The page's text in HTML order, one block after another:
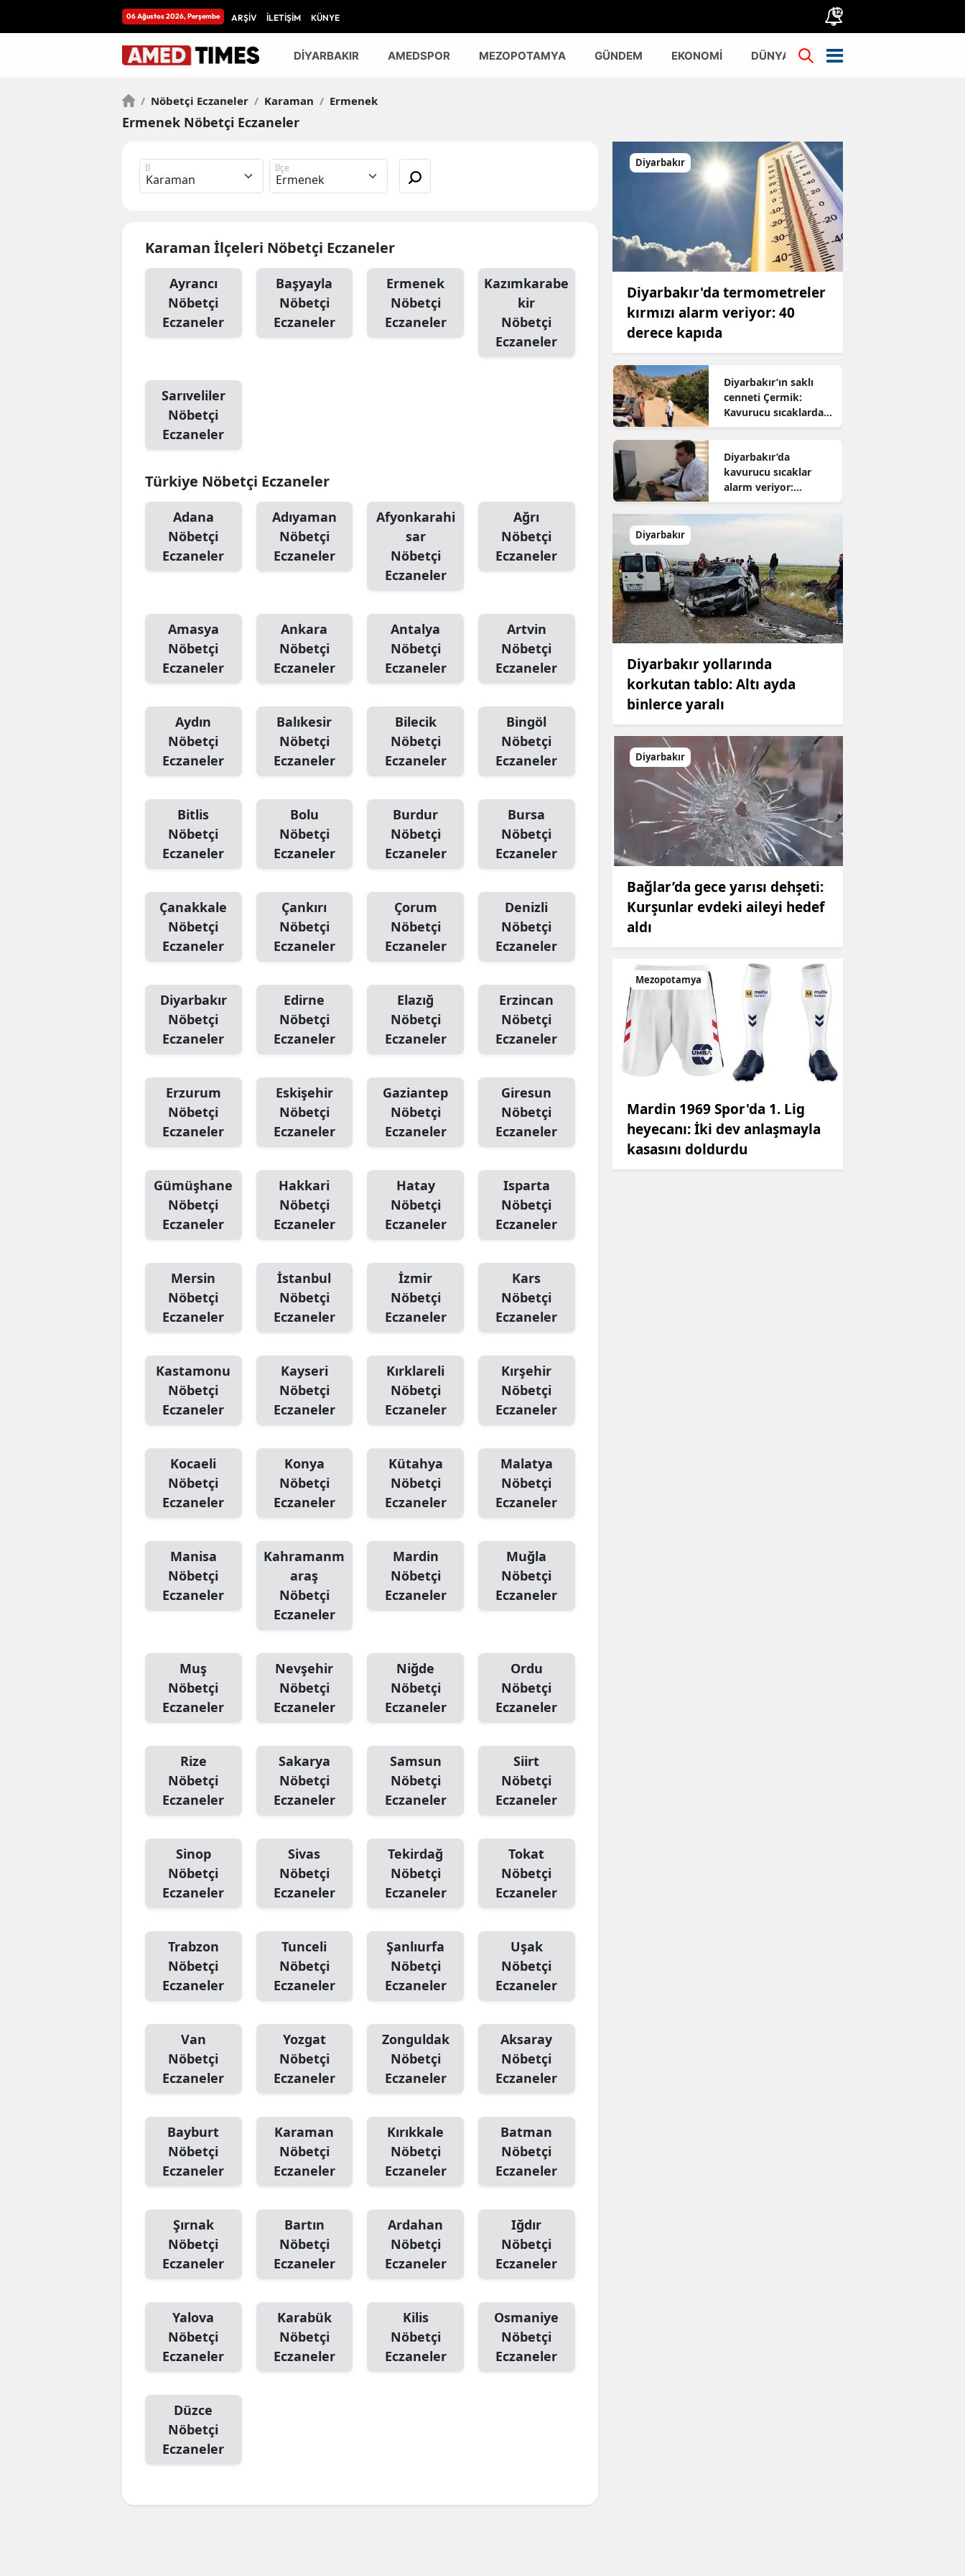
06 Ağustos 2026, Perşembe ARŞİV İLETİŞİM KÜNYE 12
DİYARBAKIR AMEDSPOR MEZOPOTAMYA GÜNDEM EKONOMİ DÜNYA TÜRKİYE
/ Nöbetçi Eczaneler / Karaman / Ermenek
Ermenek Nöbetçi Eczaneler
İl İlçe
Karaman İlçeleri Nöbetçi Eczaneler
Ayrancı
Nöbetçi
Eczaneler
Başyayla
Nöbetçi
Eczaneler
Ermenek
Nöbetçi
Eczaneler
Kazımkarabe
kir
Nöbetçi
Eczaneler
Sarıveliler
Nöbetçi
Eczaneler
Türkiye Nöbetçi Eczaneler
Adana
Nöbetçi
Eczaneler
Adıyaman
Nöbetçi
Eczaneler
Afyonkarahi
sar
Nöbetçi
Eczaneler
Ağrı
Nöbetçi
Eczaneler
Amasya
Nöbetçi
Eczaneler
Ankara
Nöbetçi
Eczaneler
Antalya
Nöbetçi
Eczaneler
Artvin
Nöbetçi
Eczaneler
Aydın
Nöbetçi
Eczaneler
Balıkesir
Nöbetçi
Eczaneler
Bilecik
Nöbetçi
Eczaneler
Bingöl
Nöbetçi
Eczaneler
Bitlis
Nöbetçi
Eczaneler
Bolu
Nöbetçi
Eczaneler
Burdur
Nöbetçi
Eczaneler
Bursa
Nöbetçi
Eczaneler
Çanakkale
Nöbetçi
Eczaneler
Çankırı
Nöbetçi
Eczaneler
Çorum
Nöbetçi
Eczaneler
Denizli
Nöbetçi
Eczaneler
Diyarbakır
Nöbetçi
Eczaneler
Edirne
Nöbetçi
Eczaneler
Elazığ
Nöbetçi
Eczaneler
Erzincan
Nöbetçi
Eczaneler
Erzurum
Nöbetçi
Eczaneler
Eskişehir
Nöbetçi
Eczaneler
Gaziantep
Nöbetçi
Eczaneler
Giresun
Nöbetçi
Eczaneler
Gümüşhane
Nöbetçi
Eczaneler
Hakkari
Nöbetçi
Eczaneler
Hatay
Nöbetçi
Eczaneler
Isparta
Nöbetçi
Eczaneler
Mersin
Nöbetçi
Eczaneler
İstanbul
Nöbetçi
Eczaneler
İzmir
Nöbetçi
Eczaneler
Kars
Nöbetçi
Eczaneler
Kastamonu
Nöbetçi
Eczaneler
Kayseri
Nöbetçi
Eczaneler
Kırklareli
Nöbetçi
Eczaneler
Kırşehir
Nöbetçi
Eczaneler
Kocaeli
Nöbetçi
Eczaneler
Konya
Nöbetçi
Eczaneler
Kütahya
Nöbetçi
Eczaneler
Malatya
Nöbetçi
Eczaneler
Manisa
Nöbetçi
Eczaneler
Kahramanm
araş
Nöbetçi
Eczaneler
Mardin
Nöbetçi
Eczaneler
Muğla
Nöbetçi
Eczaneler
Muş
Nöbetçi
Eczaneler
Nevşehir
Nöbetçi
Eczaneler
Niğde
Nöbetçi
Eczaneler
Ordu
Nöbetçi
Eczaneler
Rize
Nöbetçi
Eczaneler
Sakarya
Nöbetçi
Eczaneler
Samsun
Nöbetçi
Eczaneler
Siirt
Nöbetçi
Eczaneler
Sinop
Nöbetçi
Eczaneler
Sivas
Nöbetçi
Eczaneler
Tekirdağ
Nöbetçi
Eczaneler
Tokat
Nöbetçi
Eczaneler
Trabzon
Nöbetçi
Eczaneler
Tunceli
Nöbetçi
Eczaneler
Şanlıurfa
Nöbetçi
Eczaneler
Uşak
Nöbetçi
Eczaneler
Van
Nöbetçi
Eczaneler
Yozgat
Nöbetçi
Eczaneler
Zonguldak
Nöbetçi
Eczaneler
Aksaray
Nöbetçi
Eczaneler
Bayburt
Nöbetçi
Eczaneler
Karaman
Nöbetçi
Eczaneler
Kırıkkale
Nöbetçi
Eczaneler
Batman
Nöbetçi
Eczaneler
Şırnak
Nöbetçi
Eczaneler
Bartın
Nöbetçi
Eczaneler
Ardahan
Nöbetçi
Eczaneler
Iğdır
Nöbetçi
Eczaneler
Yalova
Nöbetçi
Eczaneler
Karabük
Nöbetçi
Eczaneler
Kilis
Nöbetçi
Eczaneler
Osmaniye
Nöbetçi
Eczaneler
Düzce
Nöbetçi
Eczaneler
Diyarbakır
Diyarbakır'da termometreler
kırmızı alarm veriyor: 40
derece kapıda
Diyarbakır’ın saklı
cenneti Çermik:
Kavurucu sıcaklardan
kaçanların yeni adresi
Diyarbakır’da
kavurucu sıcaklar
alarm veriyor:
Uzmanından hayati
uyarı
Diyarbakır
Diyarbakır yollarında
korkutan tablo: Altı ayda
binlerce yaralı
Diyarbakır
Bağlar’da gece yarısı dehşeti:
Kurşunlar evdeki aileyi hedef
aldı
Mezopotamya
Mardin 1969 Spor'da 1. Lig
heyecanı: İki dev anlaşmayla
kasasını doldurdu